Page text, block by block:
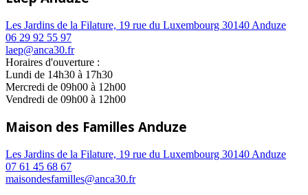
Les Jardins de la Filature, 19 rue du Luxembourg 30140 Anduze
06 29 92 55 97
laep@anca30.fr
Horaires d'ouverture :
Lundi de 14h30 à 17h30
Mercredi de 09h00 à 12h00
Vendredi de 09h00 à 12h00
Maison des Familles Anduze
Les Jardins de la Filature, 19 rue du Luxembourg 30140 Anduze
07 61 45 68 67
maisondesfamilles@anca30.fr